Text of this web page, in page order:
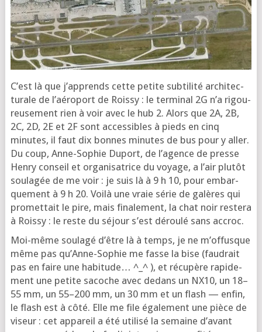
C’est là que j’ap­prends cette petite sub­ti­li­té archi­tec­
tu­rale de l’aé­ro­port de Rois­sy : le ter­mi­nal 2G n’a rigou­
reu­se­ment rien à voir avec le hub 2. Alors que 2A, 2B,
2C, 2D, 2E et 2F sont acces­sibles à pieds en cinq
minutes, il faut dix bonnes minutes de bus pour y aller.
Du coup, Anne-Sophie Duport, de l’a­gence de presse
Hen­ry conseil et orga­ni­sa­trice du voyage, a l’air plu­tôt
sou­la­gée de me voir : je suis là à 9 h 10, pour embar­
que­ment à 9 h 20. Voi­là une vraie série de galères qui
pro­met­tait le pire, mais fina­le­ment, la chat noir res­te­ra
à Rois­sy : le reste du séjour s’est dérou­lé sans accroc.
Moi-même sou­la­gé d’être là à temps, je ne m’of­fusque
même pas qu’Anne-Sophie me fasse la bise (fau­drait
pas en faire une habi­tude… ^_^ ), et récu­père rapi­de­
ment une petite sacoche avec dedans un NX10, un 18–
55 mm, un 55–200 mm, un 30 mm et un flash — enfin,
le flash est à côté. Elle me file éga­le­ment une pièce de
viseur : cet appa­reil a été uti­li­sé la semaine d’a­vant